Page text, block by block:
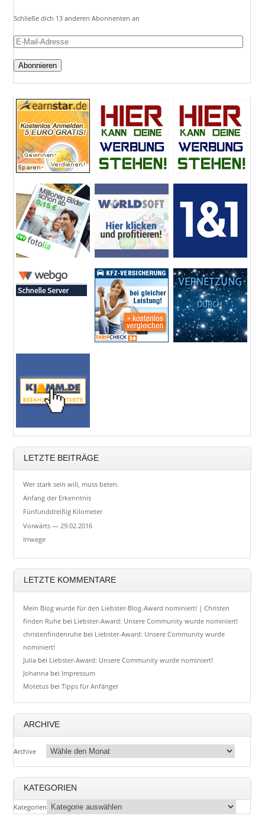
Schließe dich 13 anderen Abonnenten an
E-
Adresse
LETZTE BEITRÄGE
Wer stark sein will, muss beten.
Anfang der Erkenntnis
Fünfunddreißig Kilometer
Vorwärts — 29.02.2016
Irrwege
LETZTE KOMMENTARE
Mein Blog wurde für den Liebster-Blog-Award nominiert! | Christen
finden Ruhe bei Liebster-Award: Unsere Community wurde nominiert!
christenfindenruhe bei Liebster-Award: Unsere Community wurde
nominiert!
Julia bei Liebster-Award: Unsere Community wurde nominiert!
Johanna bei Impressum
Motetus beiTipps für Anfänger
ARCHIVE
Archive
KATEGORIEN
Kategorien